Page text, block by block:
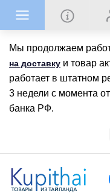
Мы продолжаем
на доставку и товар
работает в штатном
3 недели с момента
банка РФ.